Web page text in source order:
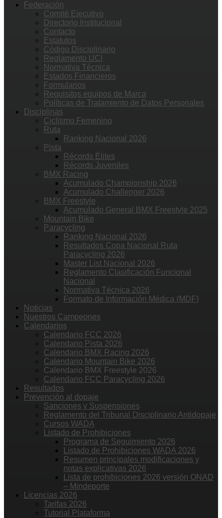
Federación
Comité Ejecutivo
Directorio Institucional
Contacto
Estatutos
Código Disciplinario
Reglamento UCI
Normativa Técnica
Estados Financieros
Formularios
Requisitos equipos de Marca
Políticas de Tratamiento de Datos Personales
Disciplinas
Ciclismo Femenino
Ruta
Ranking Nacional 2026
Pista
Récords Élites
Récords Juveniles
BMX Racing
Acumulado Championship 2026
Acumulado Challenger 2026
BMX Freestyle
Acumulado General BMX Freestyle 2025
Mountain Bike
Paracycling
Ranking Nacional 2026
Resultados Copa Nacional Ruta
Paracycling 2026
Master List Nacional 2026
Reglamento Clasificación Funcional
Nacional
Normativa Técnica 2026
Formato de Información Médica (MDF)
Noticias
Nuestros Campeones
Calendarios
Calendario FCC 2026
Calendario Pista 2026
Calendario BMX Racing 2026
Calendario Mountain Bike 2026
Calendario BMX Freestyle 2026
Calendario FCC Paracycling 2026
Resultados
Prevención al dopaje
Sanciones y Suspensiones
Reglamento del Tribunal Disciplinario Antidopaje
Cursos WADA
Listado de Prohibiciones
Programa de Seguimiento 2026
Listado de Prohibiciones WADA 2026
Resumen principales modificaciones y
notas explicativas 2026
Lista de prohibiciones 2026 versión ONAD
– Mindeporte
Licencias 2026
Tarifas 2026
Tutorial Plataforma